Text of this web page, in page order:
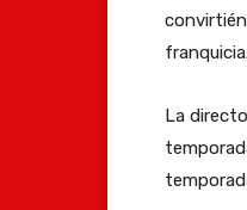
franquicia.
La